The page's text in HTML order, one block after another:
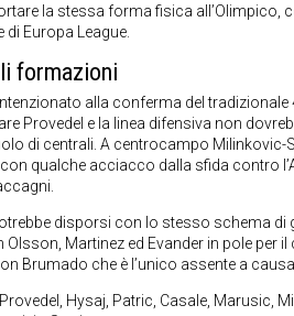
la stessa forma fisica
Europa League.
formazioni
alla conferma del
Provedel e la linea difensiva non
di centrali. A centrocampo
qualche acciacco dalla sfida contro
disporsi con lo stesso schema di
Olsson, Martinez ed Evander in pole per
Brumado che è l’unico assente a
Hysaj, Patric, Casale, Marusic,